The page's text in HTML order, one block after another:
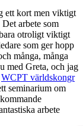
ett kort men viktigt
arbete som
otroligt viktigt
som ger hopp
många, många
med Greta, och jag
WCPT världskongr
seminarium om
arbete